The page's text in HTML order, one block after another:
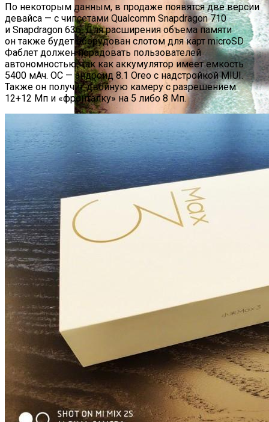
Полетную Программу На Маврикий Из
России Продлили До Мая 2024
По некоторым данным, в продаже появятся две версии
девайса — с чипсетами Qualcomm Snapdragon 710
и Snapdragon 636. Для расширения объема памяти
он также будет оборудован слотом для карт microSD.
Фаблет должен порадовать пользователей
автономностью, так как аккумулятор имеет емкость
5400 мАч. ОС — андроид 8.1 Oreo с надстройкой MIUI.
Также он получит двойную камеру с разрешением
12+12 Мп и «фронталку» на 5 либо 8 Мп.